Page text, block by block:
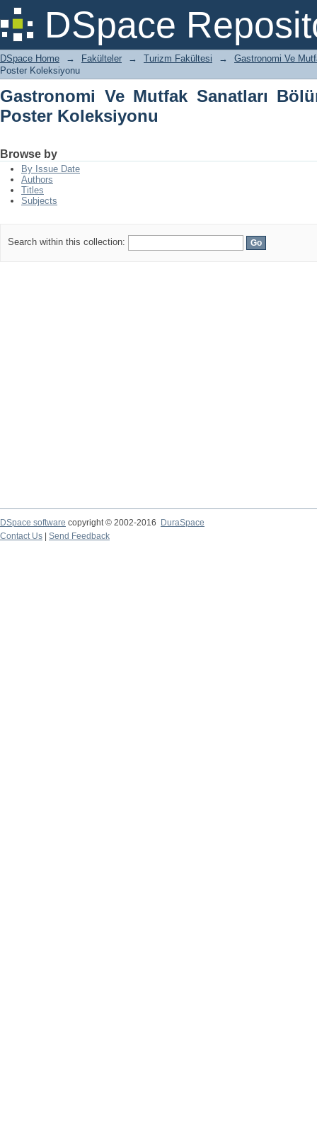
DSpace
Gastronomi Ve Mutfak Sanatları
DSpace Home → Fakülteler → Turizm Fakültesi →
Gastronomi Ve
Poster Koleksiyonu
Gastronomi Ve Mutfak Sanatları
Poster Koleksiyonu
Browse by
By Issue Date
Authors
Titles
Subjects
Search within this collection:
DSpace software copyright © 2002-2016
DuraSpace
Contact Us
Send Feedback